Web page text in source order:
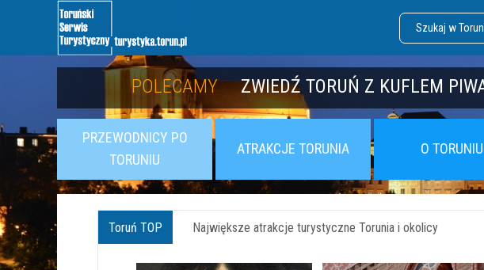
POLECAMY ZWIEDŹ TORUŃ Z KUFLEM
POLECAMY POZNAJ TWIERDZĘ TORUŃ
PRZEWODNICY PO
TORUNIU
ATRAKCJE TORUNIA O TORUNIU
Toruń TOP Największe atrakcje turystyczne Torunia i okolicy